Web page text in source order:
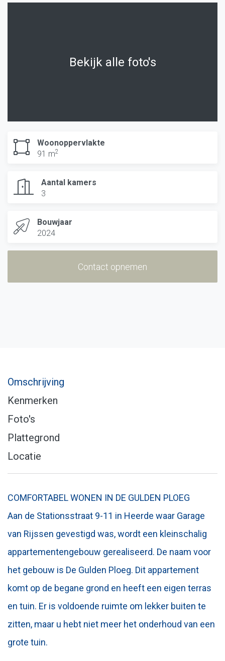
Bekijk alle foto's
Woonoppervlakte
91 m2
Aantal kamers
3
Bouwjaar
2024
Contact opnemen
Omschrijving
Kenmerken
Foto's
Plattegrond
Locatie
COMFORTABEL WONEN IN DE GULDEN PLOEG
Aan de Stationsstraat 9-11 in Heerde waar Garage
van Rijssen gevestigd was, wordt een kleinschalig
appartementengebouw gerealiseerd. De naam voor
het gebouw is De Gulden Ploeg. Dit appartement
komt op de begane grond en heeft een eigen terras
en tuin. Er is voldoende ruimte om lekker buiten te
zitten, maar u hebt niet meer het onderhoud van een
grote tuin.